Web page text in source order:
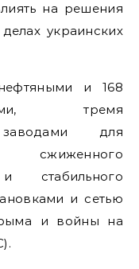
на решения
украинских
и 168
тремя
заводами для
и сетью
и войны на